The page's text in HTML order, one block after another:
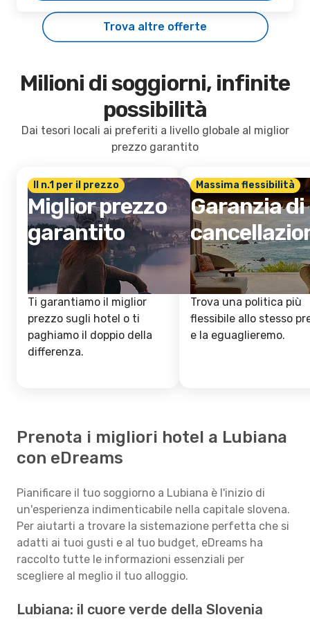
Trova altre offerte
Milioni di soggiorni, infinite
possibilità
Dai tesori locali ai preferiti a livello globale al miglior
prezzo garantito
Il n.1 per il prezzo
Miglior prezzo
garantito
Ti garantiamo il miglior
prezzo sugli hotel o ti
paghiamo il doppio della
differenza.
Massima flessibilità
Garanzia di
Trova una politica più
flessibile allo stesso
e la eguaglieremo.
Prenota i migliori hotel a Lubiana
con eDreams
Pianificare il tuo soggiorno a Lubiana è l'inizio di
un'esperienza indimenticabile nella capitale slovena.
Per aiutarti a trovare la sistemazione perfetta che si
adatti ai tuoi gusti e al tuo budget, eDreams ha
raccolto tutte le informazioni essenziali per
scegliere al meglio il tuo alloggio.
Lubiana: il cuore verde della Slovenia